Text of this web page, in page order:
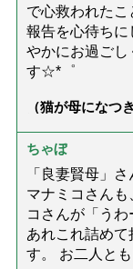
で心救われた
報告を心待ちに
やかにお過ごし
す☆*゜
（猫が母にな
ちゃぼ
「良妻賢母」
マナミコさんも
コさんが「うわ
あれこれ詰めて
す。 お二人と